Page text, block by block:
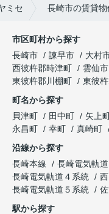
ミセ 長崎市の賃貸
市区町村から探す
長崎市
諫早市 大村
西彼杵郡時津町
雲仙市
東彼杵郡川棚町
東彼
町名から探す
貝津町
田中町 矢上
永昌町
幸町 真崎町
沿線から探す
長崎本線
長崎電気軌
長崎電気軌道４系統
長崎電気軌道５系統
駅から探す